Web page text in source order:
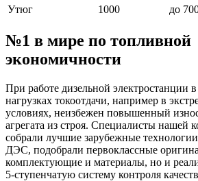
Утюг
1000 до
№1 в мире по топливной
экономичности
При работе дизельной электростанции
нагрузках токоотдачи, например в
условиях, неизбежен повышенный
агрегата из строя. Специалисты нашей
собрали лучшие зарубежные
ДЭС, подобрали первоклассные
комплектующие и материалы, но и
5-ступенчатую систему контроля